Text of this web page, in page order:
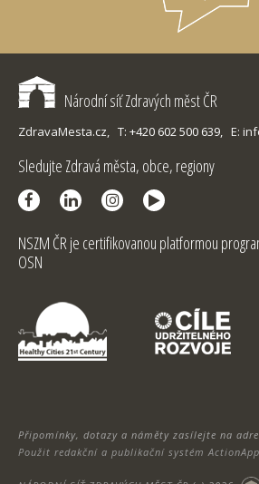
Národní síť Zdravých měst ČR
ZdravaMesta.cz, T: +420 602 500 639, E:
Sledujte Zdravá města, obce, regiony
NSZM ČR je certifikovanou platformou
OSN
Připomínky, dotazy a náměty zasílejte na
Použit redakční a publikační systém